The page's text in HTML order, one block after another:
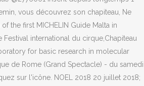
vous découvrez son chapiteau, Ne
the first MICHELIN Guide Malta in
international du cirque,Chapiteau
for basic research in molecular
de Rome (Grand Spectacle) - du samedi
sur l'icône. NOEL 2018 20 juillet 2018;